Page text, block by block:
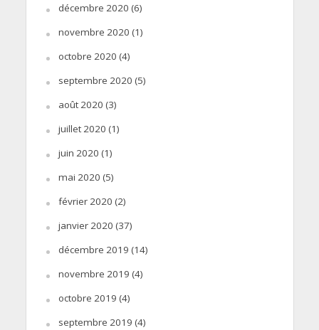
décembre 2020 (6)
novembre 2020 (1)
octobre 2020 (4)
septembre 2020 (5)
août 2020 (3)
juillet 2020 (1)
juin 2020 (1)
mai 2020 (5)
février 2020 (2)
janvier 2020 (37)
décembre 2019 (14)
novembre 2019 (4)
octobre 2019 (4)
septembre 2019 (4)